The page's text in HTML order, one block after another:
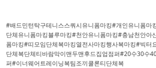
#배드민턴탁구테니스스쿼시유니폼마킹#개인유니폼마
단체유니폼마킹블루마킹#천안유니폼마킹#충남천안아
폼마킹#띠모임단체복마킹열전사마킹행사복마킹#빅터
단체복단체티바람막이맨두맨후드집업점퍼#20수30수
퍼#이너웨어트레이닝복팀조끼쿨론티단체복